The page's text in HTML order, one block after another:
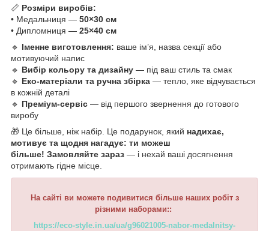
📏 Розміри виробів:
• Медальниця — 50×30 см
• Дипломниця — 25×40 см
🔹 Іменне виготовлення: ваше ім’я, назва секції або
мотивуючий напис
🔹 Вибір кольору та дизайну — під ваш стиль та смак
🔹 Еко-матеріали та ручна збірка — тепло, яке відчувається
в кожній деталі
🔹 Преміум-сервіс — від першого звернення до готового
виробу
🎁 Це більше, ніж набір. Це подарунок, який надихає,
мотивує та щодня нагадує: ти можеш
більше! Замовляйте зараз — і нехай ваші досягнення
отримають гідне місце.
На сайті ви можете подивитися більше наших робіт з
різними наборами::
https://eco-style.in.ua/ua/g96021005-nabor-medalnitsy-